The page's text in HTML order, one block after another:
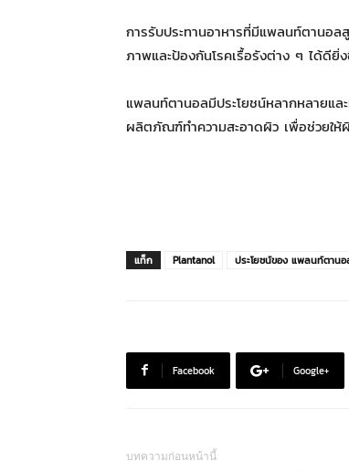
การรับประทานอาหารที่มีแพลนท์ตานอ
ภาพและป้องกันโรคเรื้อรังต่าง ๆ ได้ดียิ่
แพลนท์ตานอลมีประโยชน์หลากหลายแ
ผลิตภัณฑ์ทำความสะอาดผิว เพื่อช่วยใ
แท็ก Plantanol ประโยชน์ของ แพลนท์ตาน
Facebook Google+
บทความก่อนหน้านี้